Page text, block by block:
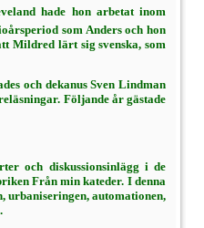
hade hon arbetat inom
som Anders och hon
Mildred lärt sig svenska, som
och dekanus Sven Lindman
Följande år gästade
och diskus­sionsinlägg i de
Från min kateder. I denna
urbaniseringen, automationen,